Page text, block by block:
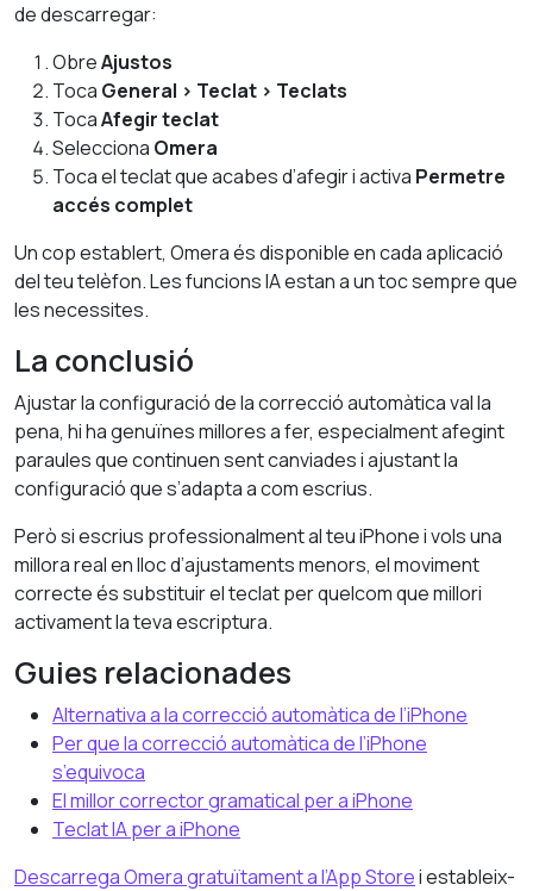
de descarregar:
ObreAjustos
Toca General > Teclat > Teclats
TocaAfegir teclat
Selecciona Omera
Toca el teclat que acabes d’afegir i activa Permetre
accés complet
Un cop establert, Omera és disponible en cada aplicació
del teu telèfon. Les funcions IA estan a un toc sempre que
les necessites.
La conclusió
Ajustar la configuració de la correcció automàtica val la
pena, hi ha genuïnes millores a fer, especialment afegint
paraules que continuen sent canviades i ajustant la
configuració que s’adapta a com escrius.
Però si escrius professionalment al teu iPhone i vols una
millora real en lloc d’ajustaments menors, el moviment
correcte és substituir el teclat per quelcom que millori
activament la teva escriptura.
Guies relacionades
Alternativa a la correcció automàtica de l’iPhone
Per que la correcció automàtica de l’iPhone
s’equivoca
El millor corrector gramatical per a iPhone
Teclat IA per a iPhone
Descarrega Omera gratuïtament a l’App Storei estableix-